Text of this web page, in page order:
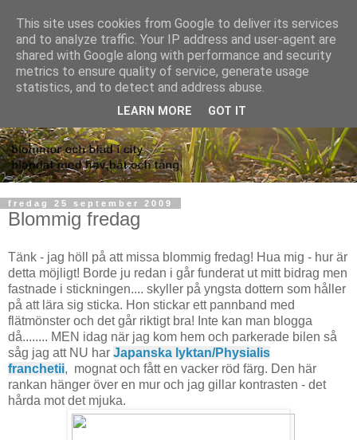
fredag 25 september 2009
Blommig fredag
Tänk - jag höll på att missa blommig fredag! Hua mig - hur är
detta möjligt! Borde ju redan i går funderat ut mitt bidrag men
fastnade i stickningen.... skyller på yngsta dottern som håller
på att lära sig sticka. Hon stickar ett pannband med
flätmönster och det går riktigt bra! Inte kan man blogga
då........ MEN idag när jag kom hem och parkerade bilen så
såg jag att NU har Japanska lyktan/Physialis
franchetii, mognat och fått en vacker röd färg. Den här
rankan hänger över en mur och jag gillar kontrasten - det
hårda mot det mjuka.
This site uses cookies from Google to deliver its services
and to analyze traffic. Your IP address and user-agent are
shared with Google along with performance and security
metrics to ensure quality of service, generate usage
statistics, and to detect and address abuse.
LEARN MORE GOT IT